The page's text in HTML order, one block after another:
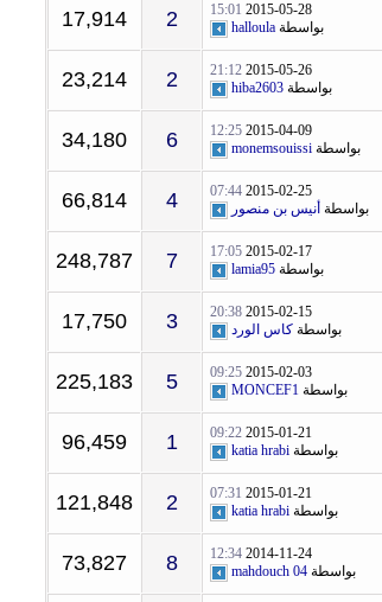
2015-05-28
15:01
بواسطة halloula
2
17,914
2015-05-26
21:12
بواسطة hiba2603
2
23,214
2015-04-09
12:25
بواسطة monemsouissi
6
34,180
2015-02-25
07:44
بواسطة أنيس بن منصور 4
66,814
2015-02-17
17:05
بواسطة lamia95
7
248,787
2015-02-15
20:38
بواسطة كاس الورد 3
17,750
2015-02-03
09:25
بواسطة MONCEF1
5
225,183
2015-01-21
09:22
بواسطة katia hrabi
1
96,459
2015-01-21
07:31
بواسطة katia hrabi
2
121,848
2014-11-24
12:34
بواسطة mahdouch 04
8
73,827